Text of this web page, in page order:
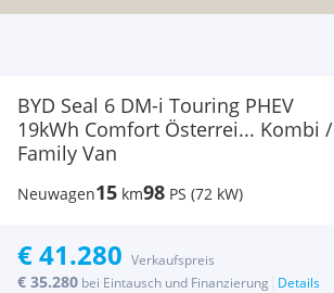
BYD Seal 6 DM-i Touring PHEV
19kWh Comfort Österrei... Kombi /
Family Van
Neuwagen15 km98 PS (72 kW)
€ 41.280 Verkaufspreis
€ 35.280 bei Eintausch und Finanzierung Details